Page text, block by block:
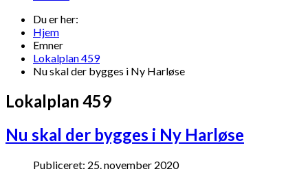
Du er her:
Hjem
Emner
Lokalplan 459
Nu skal der bygges i Ny Harløse
Lokalplan 459
Nu skal der bygges i Ny Harløse
Publiceret: 25. november 2020